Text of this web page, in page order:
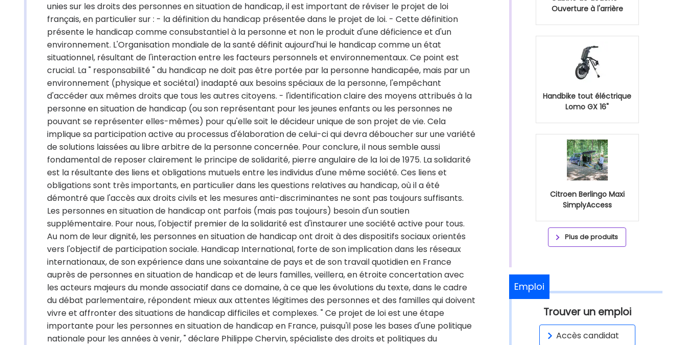
unies sur les droits des personnes en situation de handicap, il est important de réviser le projet de loi
français, en particulier sur : - la définition du handicap présentée dans le projet de loi. - Cette définition
présente le handicap comme consubstantiel à la personne et non le produit d'une déficience et d'un
environnement. L'Organisation mondiale de la santé définit aujourd'hui le handicap comme un état
situationnel, résultant de l'interaction entre les facteurs personnels et environnementaux. Ce point est
crucial. La " responsabilité " du handicap ne doit pas être portée par la personne handicapée, mais par un
environnement (physique et sociétal) inadapté aux besoins spéciaux de la personne, l'empêchant
d'accéder aux mêmes droits que tous les autres citoyens. - l'identification claire des moyens attribués à la
personne en situation de handicap (ou son représentant pour les jeunes enfants ou les personnes ne
pouvant se représenter elles-mêmes) pour qu'elle soit le décideur unique de son projet de vie. Cela
implique sa participation active au processus d'élaboration de celui-ci qui devra déboucher sur une variété
de solutions laissées au libre arbitre de la personne concernée. Pour conclure, il nous semble aussi
fondamental de reposer clairement le principe de solidarité, pierre angulaire de la loi de 1975. La solidarité
est la résultante des liens et obligations mutuels entre les individus d'une même société. Ces liens et
obligations sont très importants, en particulier dans les questions relatives au handicap, où il a été
démontré que l'accès aux droits civils et les mesures anti-discriminantes ne sont pas toujours suffisants.
Les personnes en situation de handicap ont parfois (mais pas toujours) besoin d'un soutien
supplémentaire. Pour nous, l'objectif premier de la solidarité est d'instaurer une société active pour tous.
Au nom de leur dignité, les personnes en situation de handicap ont droit à des dispositifs sociaux orientés
vers l'objectif de participation sociale. Handicap International, forte de son implication dans les réseaux
internationaux, de son expérience dans une soixantaine de pays et de son travail quotidien en France
auprès de personnes en situation de handicap et de leurs familles, veillera, en étroite concertation avec
les acteurs majeurs du monde associatif dans ce domaine, à ce que les évolutions du texte, dans le cadre
du débat parlementaire, répondent mieux aux attentes légitimes des personnes et des familles qui doivent
vivre et affronter des situations de handicap difficiles et complexes. " Ce projet de loi est une étape
importante pour les personnes en situation de handicap en France, puisqu'il pose les bases d'une politique
nationale pour les années à venir, " déclare Philippe Chervin, spécialiste des droits et politiques du
Ouverture à l'arrière
Handbike tout éléctrique
Lomo GX 16"
Citroen Berlingo Maxi
SimplyAccess
Plus de produits
Emploi
Trouver un emploi
Accès candidat